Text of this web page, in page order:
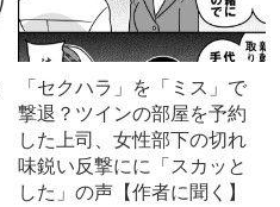
「セクハラ」を「ミス」で
撃退？ツインの部屋を予約
した上司、女性部下の切れ
味鋭い反撃にに「スカッと
した」の声【作者に聞く】